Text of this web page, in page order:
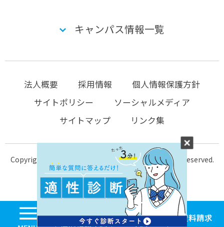
学校見学・個別相
体験入
キャンパス情報一覧
法人概要 採用情報
個人情報保護方針
サイトポリシー
ソーシャルメディア
サイトマップ
リンク集
Copyright © 2004-2026 KTC-school.com All Rights Reserved.